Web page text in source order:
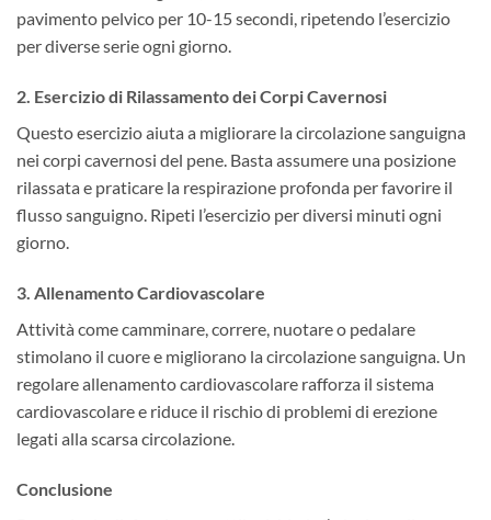
pavimento pelvico per 10-15 secondi, ripetendo l’esercizio
per diverse serie ogni giorno.
2. Esercizio di Rilassamento dei Corpi Cavernosi
Questo esercizio aiuta a migliorare la circolazione sanguigna
nei corpi cavernosi del pene. Basta assumere una posizione
rilassata e praticare la respirazione profonda per favorire il
flusso sanguigno. Ripeti l’esercizio per diversi minuti ogni
giorno.
3. Allenamento Cardiovascolare
Attività come camminare, correre, nuotare o pedalare
stimolano il cuore e migliorano la circolazione sanguigna. Un
regolare allenamento cardiovascolare rafforza il sistema
cardiovascolare e riduce il rischio di problemi di erezione
legati alla scarsa circolazione.
Conclusione